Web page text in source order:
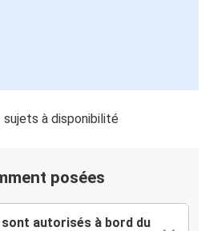
à disponibilité
posées
sont autorisés à bord du